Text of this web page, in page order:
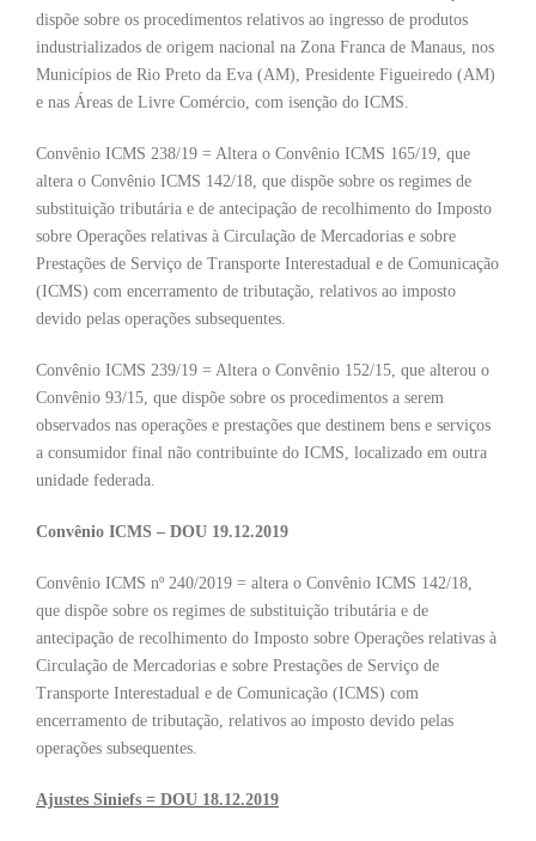
dispõe sobre os procedimentos relativos ao ingresso de produtos
industrializados de origem nacional na Zona Franca de Manaus, nos
Municípios de Rio Preto da Eva (AM), Presidente Figueiredo (AM)
e nas Áreas de Livre Comércio, com isenção do ICMS.
Convênio ICMS 238/19 = Altera o Convênio ICMS 165/19, que
altera o Convênio ICMS 142/18, que dispõe sobre os regimes de
substituição tributária e de antecipação de recolhimento do Imposto
sobre Operações relativas à Circulação de Mercadorias e sobre
Prestações de Serviço de Transporte Interestadual e de Comunicação
(ICMS) com encerramento de tributação, relativos ao imposto
devido pelas operações subsequentes.
Convênio ICMS 239/19 = Altera o Convênio 152/15, que alterou o
Convênio 93/15, que dispõe sobre os procedimentos a serem
observados nas operações e prestações que destinem bens e serviços
a consumidor final não contribuinte do ICMS, localizado em outra
unidade federada.
Convênio ICMS – DOU 19.12.2019
Convênio ICMS nº 240/2019 = altera o Convênio ICMS 142/18,
que dispõe sobre os regimes de substituição tributária e de
antecipação de recolhimento do Imposto sobre Operações relativas à
Circulação de Mercadorias e sobre Prestações de Serviço de
Transporte Interestadual e de Comunicação (ICMS) com
encerramento de tributação, relativos ao imposto devido pelas
operações subsequentes.
Ajustes Siniefs = DOU 18.12.2019